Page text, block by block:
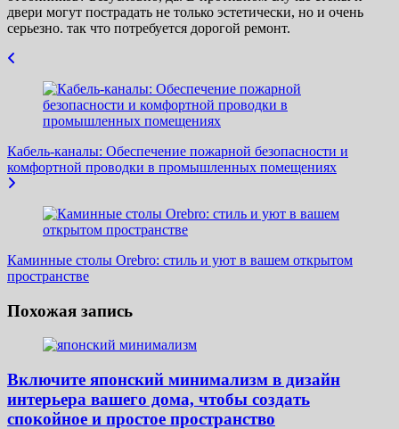
двери могут пострадать не только эстетически, но и очень
серьезно. так что потребуется дорогой ремонт.
Навигация
записям
Кабель-каналы: Обеспечение пожарной безопасности и
комфортной проводки в промышленных помещениях
Каминные столы Orebro: стиль и уют в вашем открытом
пространстве
Похожая запись
Включите японский минимализм в дизайн
интерьера вашего дома, чтобы создать
спокойное и простое пространство